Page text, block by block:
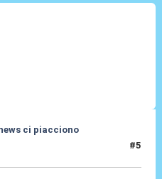
ci piacciono
#5